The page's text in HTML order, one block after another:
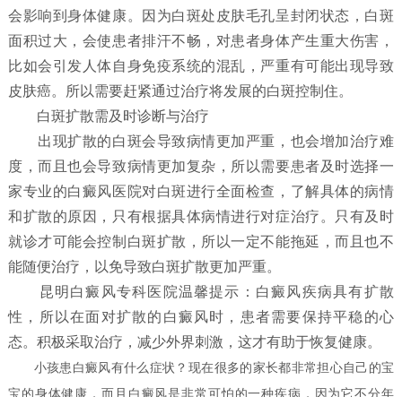
会影响到身体健康。因为白斑处皮肤毛孔呈封闭状态，白斑
面积过大，会使患者排汗不畅，对患者身体产生重大伤害，
比如会引发人体自身免疫系统的混乱，严重有可能出现导致
皮肤癌。所以需要赶紧通过治疗将发展的白斑控制住。
白斑扩散需及时诊断与治疗
出现扩散的白斑会导致病情更加严重，也会增加治疗难
度，而且也会导致病情更加复杂，所以需要患者及时选择一
家专业的白癜风医院对白斑进行全面检查，了解具体的病情
和扩散的原因，只有根据具体病情进行对症治疗。只有及时
就诊才可能会控制白斑扩散，所以一定不能拖延，而且也不
能随便治疗，以免导致白斑扩散更加严重。
昆明白癜风专科医院温馨提示：白癜风疾病具有扩散
性，所以在面对扩散的白癜风时，患者需要保持平稳的心
态。积极采取治疗，减少外界刺激，这才有助于恢复健康。
小孩患白癜风有什么症状？ 现在很多的家长都非常担心自己的宝
宝的身体健康，而且白癜风是非常可怕的一种疾病，因为它不分年